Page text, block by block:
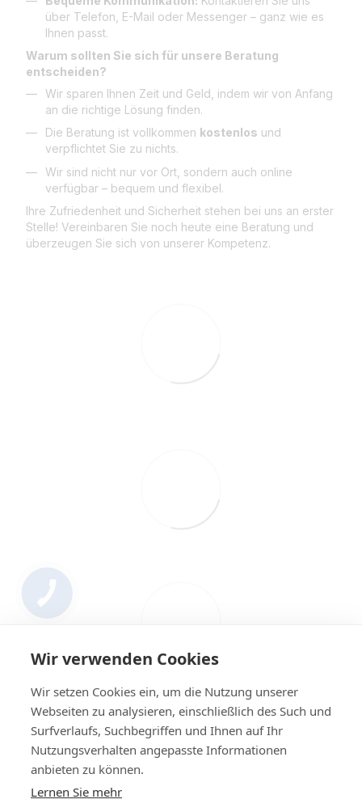
über Telefon, E-Mail oder Messenger – ganz wie es
Ihnen passt.
Warum sollten Sie sich für unsere Beratung
entscheiden?
Wir sparen Ihnen Zeit und Geld, indem wir von Anfang
an die richtige Lösung finden.
Die Beratung ist vollkommen kostenlos und
verpflichtet Sie zu nichts.
Wir sind nicht nur vor Ort, sondern auch online
verfügbar – bequem und flexibel.
Ihre Zufriedenheit und Sicherheit stehen bei uns an erster
Stelle! Vereinbaren Sie noch heute eine Beratung und
überzeugen Sie sich von unserer Kompetenz.
+4314420014
Wir verwenden Cookies
Wir setzen Cookies ein, um die Nutzung unserer
Webseiten zu analysieren, einschließlich des Such und
Surfverlaufs, Suchbegriffen und Ihnen auf Ihr
Nutzungsverhalten angepasste Informationen
anbieten zu können.
Lernen Sie mehr